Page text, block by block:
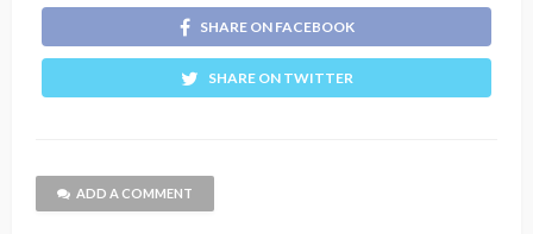
SHARE ON FACEBOOK
SHARE ON TWITTER
ADD A COMMENT